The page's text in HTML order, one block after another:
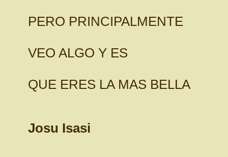
PERO PRINCIPALMENTE
VEO ALGO Y ES
QUE ERES LA MAS BELLA
Josu Isasi